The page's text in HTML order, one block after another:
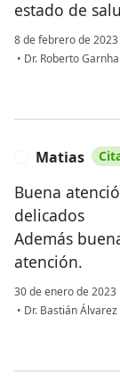
estado de
8 de febrero de 2023
• Dr. Roberto
Matias
Buena
delicados
Además
atención.
30 de enero de 2023
• Dr. Bastián Álvarez